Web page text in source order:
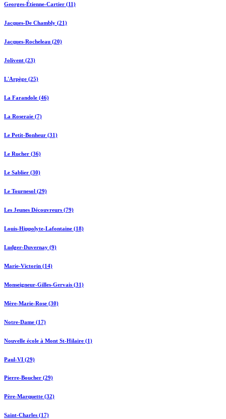
Georges-Étienne-Cartier (11)
Jacques-De Chambly (21)
Jacques-Rocheleau (20)
Jolivent (23)
L'Arpège (25)
La Farandole (46)
La Roseraie (7)
Le Petit-Bonheur (31)
Le Rucher (36)
Le Sablier (30)
Le Tournesol (29)
Les Jeunes Découvreurs (79)
Louis-Hippolyte-Lafontaine (18)
Ludger-Duvernay (9)
Marie-Victorin (14)
Monseigneur-Gilles-Gervais (31)
Mère-Marie-Rose (30)
Notre-Dame (17)
Nouvelle école à Mont St-Hilaire (1)
Paul-VI (29)
Pierre-Boucher (29)
Père-Marquette (32)
Saint-Charles (17)